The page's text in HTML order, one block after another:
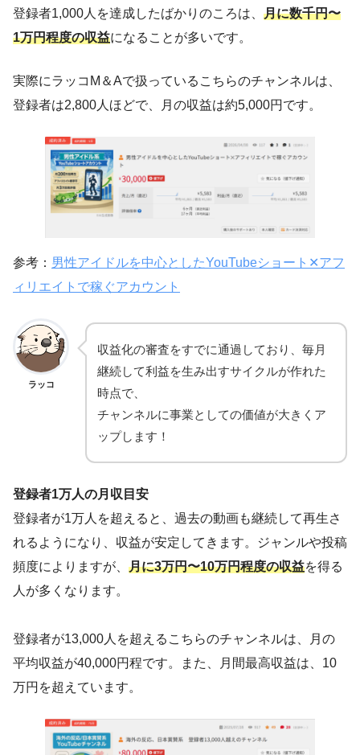
登録者1,000人を達成したばかりのころは、 月に数千円〜
1万円程度の収益になることが多いです。
実際にラッコM＆Aで扱っているこちらのチャンネルは、
登録者は2,800人ほどで、月の収益は約5,000円です。
参考： 男性アイドルを中心としたYouTubeショート✕アフ
ィリエイトで稼ぐアカウント
ラッコ
収益化の審査をすでに通過しており、毎月
継続して利益を生み出すサイクルが作れた
時点で、
チャンネルに事業としての価値が大きくア
ップします！
登録者1万人の月収目安
登録者が1万人を超えると、過去の動画も継続して再生さ
れるようになり、収益が安定してきます。ジャンルや投稿
頻度によりますが、 月に3万円〜10万円程度の収益を得る
人が多くなります。
登録者が13,000人を超えるこちらのチャンネルは、月の
平均収益が40,000円程です。また、月間最高収益は、10
万円を超えています。